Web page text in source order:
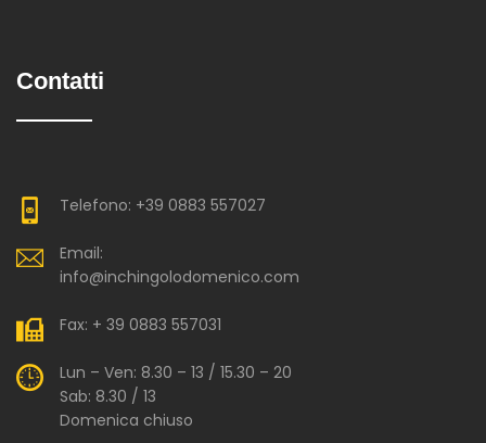
Contatti
Telefono: +39 0883 557027
Email:
info@inchingolodomenico.com
Fax: + 39 0883 557031
Lun – Ven: 8.30 – 13 / 15.30 – 20
Sab: 8.30 / 13
Domenica chiuso